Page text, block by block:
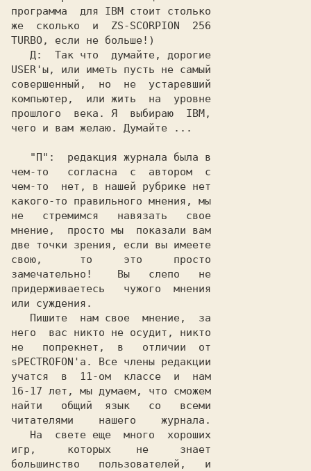
программа  для IBM стоит столько
же  сколько  и ZS-SCORPION  256
TURBO, если не больше!)
Д:
USER'ы, или иметь пусть не самый
совершенный,  но  не  устаревший
компьютер, или жить  на  уровне
прошлого  века.
Я  выбираю IBM,
чего и вам желаю. Думайте ...
"П":
  редакция журнала была в
чем-то   согласна  с  автором  с
чем-то  нет, в нашей рубрике нет
какого-то правильного мнения, мы
не   стремимся   навязать   свое
мнение,  просто мы  показали вам
две точки зрения, если вы имеете
свою,      то     это     просто
замечательно!    Вы   слепо   не
придерживаетесь   чужого  мнения
или суждения.
него  вас никто не осудит, никто
sPECTROFON'a . Все члены редакции
учатся  в  11-ом  классе  и  нам
16-17 лет, мы думаем, что сможем
найти   общий  язык   со   всеми
читателями    нашего    журнала.
игр,     которых    не     знает
большинство   пользователей,   и